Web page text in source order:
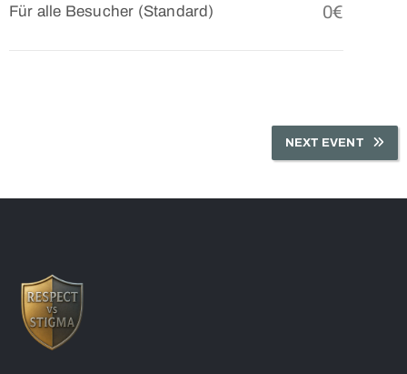
Für alle Besucher (Standard) 0€
NEXT EVENT